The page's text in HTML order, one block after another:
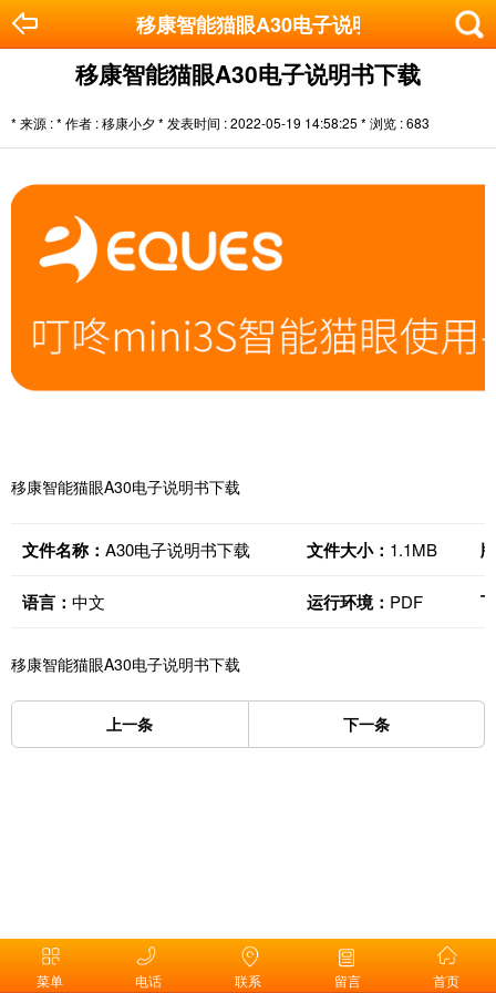
移康智能猫眼A30电子说明书下载
移康智能猫眼A30电子说明书下载
* 来源 : * 作者 : 移康小夕 * 发表时间 : 2022-05-19 14:58:25 * 浏览 :683
移康智能猫眼A30电子说明书下载
文件名称： A30电子说明书下载 文件大小： 1.1MB
语言： 中文 运行环境： PDF
移康智能猫眼A30电子说明书下载
上一条 下一条
菜单 电话 联系 留言 首页